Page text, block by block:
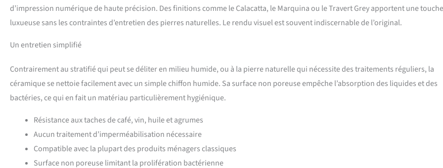
d’impression numérique de haute précision. Des finitions comme le Calacatta, le Marquina ou le Travert Grey apportent une touche
luxueuse sans les contraintes d’entretien des pierres naturelles. Le rendu visuel est souvent indiscernable de l’original.
Un entretien simplifié
Contrairement au stratifié qui peut se déliter en milieu humide, ou à la pierre naturelle qui nécessite des traitements réguliers, la
céramique se nettoie facilement avec un simple chiffon humide. Sa surface non poreuse empêche l’absorption des liquides et des
bactéries, ce qui en fait un matériau particulièrement hygiénique.
Résistance aux taches de café, vin, huile et agrumes
Aucun traitement d’imperméabilisation nécessaire
Compatible avec la plupart des produits ménagers classiques
Surface non poreuse limitant la prolifération bactérienne